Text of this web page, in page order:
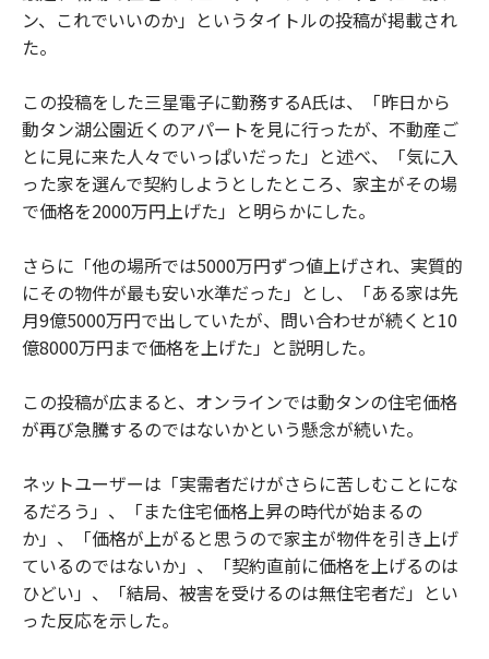
ン、これでいいのか」というタイトルの投稿が掲載され
た。
この投稿をした三星電子に勤務するA氏は、「昨日から
動タン湖公園近くのアパートを見に行ったが、不動産ご
とに見に来た人々でいっぱいだった」と述べ、「気に入
った家を選んで契約しようとしたところ、家主がその場
で価格を2000万円上げた」と明らかにした。
さらに「他の場所では5000万円ずつ値上げされ、実質的
にその物件が最も安い水準だった」とし、「ある家は先
月9億5000万円で出していたが、問い合わせが続くと10
億8000万円まで価格を上げた」と説明した。
この投稿が広まると、オンラインでは動タンの住宅価格
が再び急騰するのではないかという懸念が続いた。
ネットユーザーは「実需者だけがさらに苦しむことにな
るだろう」、「また住宅価格上昇の時代が始まるの
か」、「価格が上がると思うので家主が物件を引き上げ
ているのではないか」、「契約直前に価格を上げるのは
ひどい」、「結局、被害を受けるのは無住宅者だ」とい
った反応を示した。